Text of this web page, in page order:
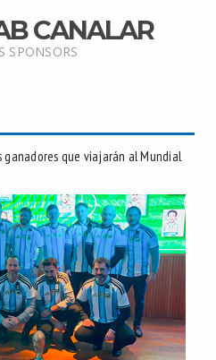
CANALAR
SPONSORS
que viajarán al Mundial